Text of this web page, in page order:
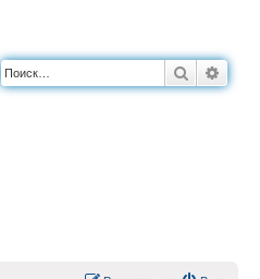
Поиск